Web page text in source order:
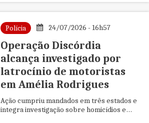
Polícia 24/07/2026 - 16h57
Operação Discórdia
alcança investigado por
latrocínio de motoristas
em Amélia Rodrigues
Ação cumpriu mandados em três estados e
integra investigação sobre homicídios e